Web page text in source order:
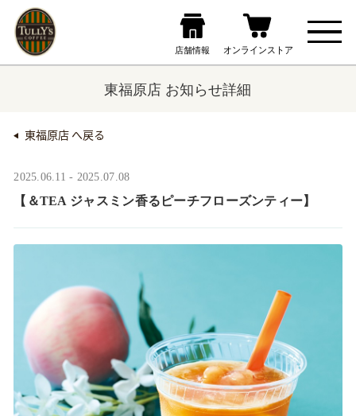
東福原店 お知らせ詳細
東福原店 へ戻る
2025.06.11 - 2025.07.08
【＆TEA ジャスミン香るピーチフローズンティー】